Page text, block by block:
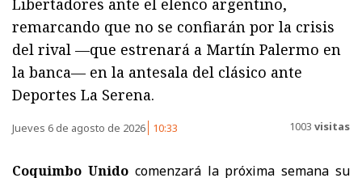
Libertadores ante el elenco argentino,
remarcando que no se confiarán por la crisis
del rival —que estrenará a Martín Palermo en
la banca— en la antesala del clásico ante
Deportes La Serena.
Jueves 6 de agosto de 2026 10:33 1003 visitas
Coquimbo Unidocomenzará la próxima semana su